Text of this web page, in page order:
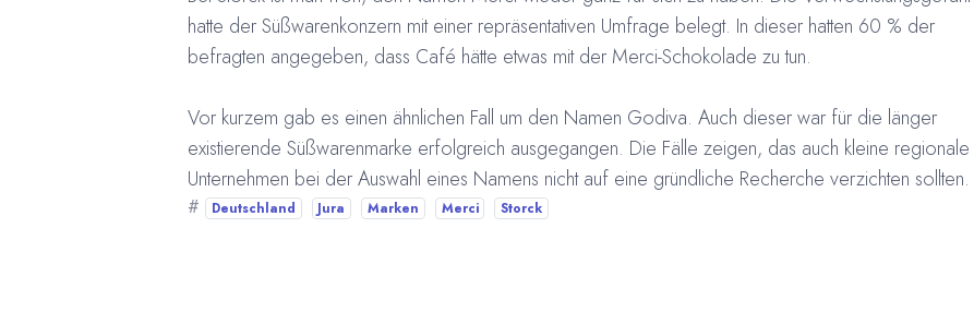
hatte der Süßwarenkonzern mit einer repräsentativen Umfrage belegt. In dieser hatten 60 % der
befragten angegeben, dass Café hätte etwas mit der Merci-Schokolade zu tun.
Vor kurzem gab es einen ähnlichen Fall um den Namen Godiva. Auch dieser war für die länger
existierende Süßwarenmarke erfolgreich ausgegangen. Die Fälle zeigen, das auch kleine regionale
Unternehmen bei der Auswahl eines Namens nicht auf eine gründliche Recherche verzichten sollten.
# Deutschland Jura Marken Merci Storck